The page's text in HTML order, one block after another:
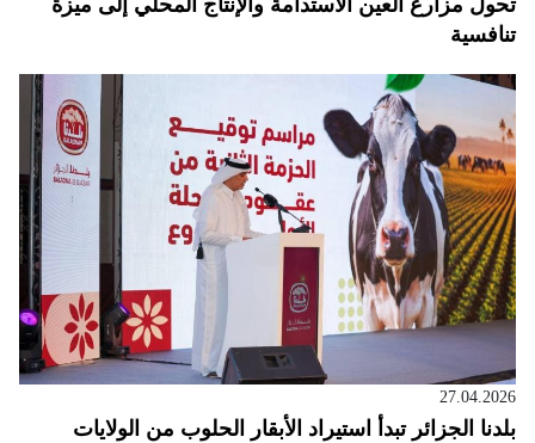
تحول مزارع العين الاستدامة والإنتاج المحلي إلى ميزة
تنافسية
27.04.2026
بلدنا الجزائر تبدأ استيراد الأبقار الحلوب من الولايات